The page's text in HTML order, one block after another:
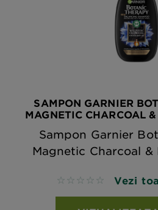
SAMPON GARNIER
MAGNETIC CHARCOAL
Sampon Garnier
Magnetic Charcoal &
No reviews Vezi